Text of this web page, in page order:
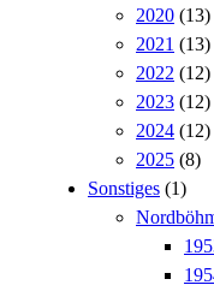
2020 (13)
2021 (13)
2022 (12)
2023 (12)
2024 (12)
2025 (8)
Sonstiges (1)